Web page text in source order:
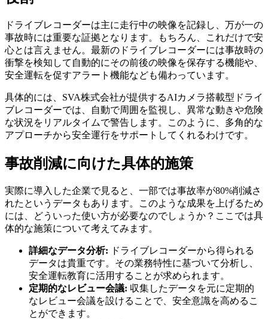
ドライブレコーダーは主に走行中の映像を記録し、万が一の
事故時には重要な証拠となります。もちろん、これだけで安
心とは言えません。最新のドライブレコーダーには事故時の
衝撃を検知して自動的にその前後の映像を保存する機能や、
安全運転を促すアラート機能なども備わっています。
具体的には、SVA株式会社が提供するAIカメラ搭載型ドライ
ブレコーダーでは、自動で周囲を監視し、異常な動きや危険
な状況をリアルタイムで警告します。このように、多角的な
アプローチから安全運行をサポートしてくれるわけです。
事故削減に向けた具体的施策
実際に導入した企業で見ると、一部では事故率が80%削減さ
れたというデータもあります。このような成果を上げるため
には、どういった使い方が必要なのでしょうか？ここでは具
体的な施策について考えてみます。
詳細なデータ分析: ドライブレコーダーから得られる
データは貴重です。その業務特性に基づいて分析し、
安全運転教育に活用することが求められます。
定期的なレビュー会議: 収集したデータを元に定期的
なレビュー会議を設けることで、安全意識を高めるこ
とができます。